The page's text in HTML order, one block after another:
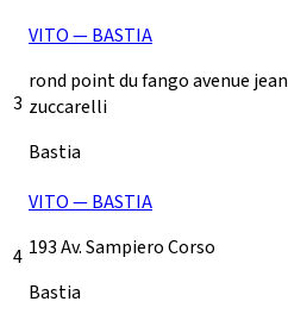
3
VITO — BASTIA
rond point du fango avenue jean
zuccarelli
Bastia
4
VITO — BASTIA
193 Av. Sampiero Corso
Bastia